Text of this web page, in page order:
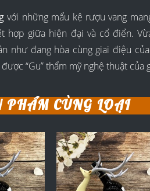
với những mẩu kệ rượu vang
hợp giữa hiện đại và cổ điển.
như đang hòa cùng giai điệu
“Gu” thẩm mỹ nghệ thuật của
PHẨM CÙNG LOẠI